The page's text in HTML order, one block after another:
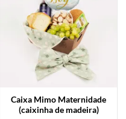
Caixa Mimo Maternidade
(caixinha de madeira)